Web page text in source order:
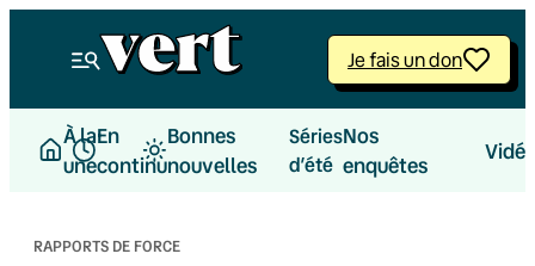
Je fais un don
À la
une
En
continu
Bonnes
nouvelles
Séries
d’été
Nos
enquêtes
RAPPORTS DE FORCE